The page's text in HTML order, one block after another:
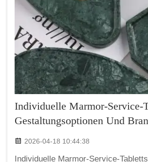
Individuelle Marmor-Service-
Gestaltungsoptionen Und
2026-04-18 10:44:38
Individuelle Marmor-Service-